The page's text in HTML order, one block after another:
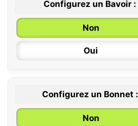
Configurez un Bavoir :
Non
Oui
Configurez un Bonnet :
Non